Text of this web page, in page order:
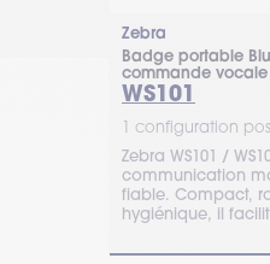
Zebra
Badge portable
commande vocale
WS101
1 configuration
Zebra WS101 /
communication
fiable. Compact,
hygiénique, il
rapides et